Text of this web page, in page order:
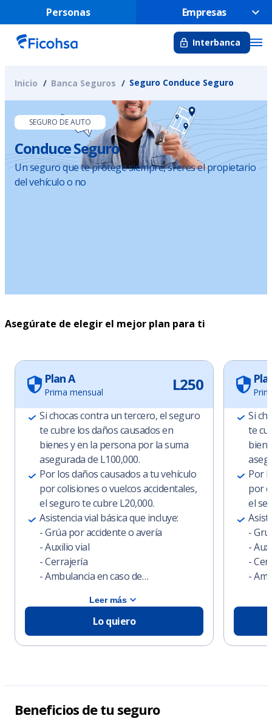
Personas Empresas
Interbanca
Inicio Banca Seguros Seguro Conduce Seguro
SEGURO DE AUTO
Conduce Seguro
Un seguro que te protege siempre, si eres el propietario
del vehículo o no
Asegúrate de elegir el mejor plan para ti
Plan A
Prima mensual L250
Si chocas contra un tercero, el seguro
te cubre los daños causados en
bienes y en la persona por la suma
asegurada de L100,000.
Por los daños causados a tu vehículo
por colisiones o vuelcos accidentales,
el seguro te cubre L20,000.
Asistencia vial básica que incluye:
- Grúa por accidente o avería
- Auxilio vial
- Cerrajería
- Ambulancia en caso de…
Leer más
Lo quiero
Si
te
Por
por
el
-
-
-
-
Beneficios de tu seguro